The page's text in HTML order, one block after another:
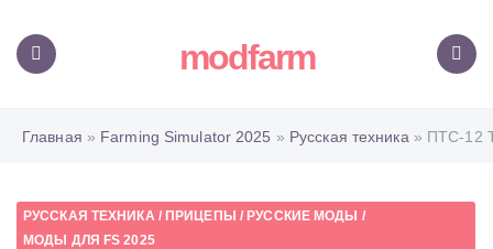
modfarm
Главная » Farming Simulator 2025 » Русская техника » ПТС-12
РУССКАЯ ТЕХНИКА/ ПРИЦЕПЫ / РУССКИЕ МОДЫ /
МОДЫ ДЛЯ FS 2025